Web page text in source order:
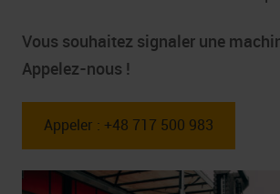
Vous souhaitez signaler une
Appelez-nous !
Appeler : +48 717 500 983